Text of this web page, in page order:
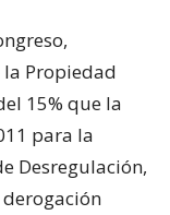
Propiedad
15% que la
para la
Desregulación,